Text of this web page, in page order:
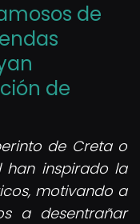
de
de
de Creta o
han inspirado la
motivando a
a desentrañar